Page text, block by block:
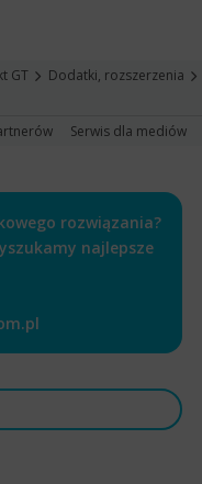
GT
Dodatki, rozszerzenia
Serwis dla mediów
rozwiązania?
najlepsze